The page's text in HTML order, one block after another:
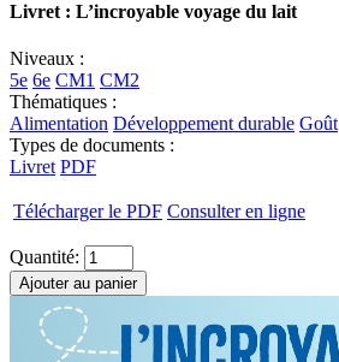
Livret : L’incroyable voyage du lait
Niveaux :
5e 6e CM1 CM2
Thématiques :
Alimentation Développement durable Goût
Types de documents :
Livret PDF
Télécharger le PDF Consulter en ligne
Quantité:
Ajouter au panier